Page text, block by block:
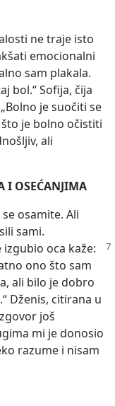
ne traje isto
emocionalni
sam plakala.
bol.“ Sofija, čija
je suočiti se
je bolno očistiti
ali
I OSEĆANJIMA
osamite. Ali
sami.
oca kaže:
ono što sam
ali bilo je dobro
Dženis, citirana u
još
mi je donosio
razume i nisam